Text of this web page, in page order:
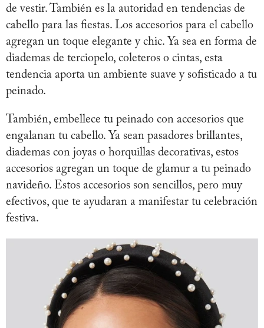
de vestir. También es la autoridad en tendencias de
cabello para las fiestas. Los accesorios para el cabello
agregan un toque elegante y chic. Ya sea en forma de
diademas de terciopelo, coleteros o cintas, esta
tendencia aporta un ambiente suave y sofisticado a tu
peinado.
También, embellece tu peinado con accesorios que
engalanan tu cabello. Ya sean pasadores brillantes,
diademas con joyas o horquillas decorativas, estos
accesorios agregan un toque de glamur a tu peinado
navideño. Estos accesorios son sencillos, pero muy
efectivos, que te ayudaran a manifestar tu celebración
festiva.